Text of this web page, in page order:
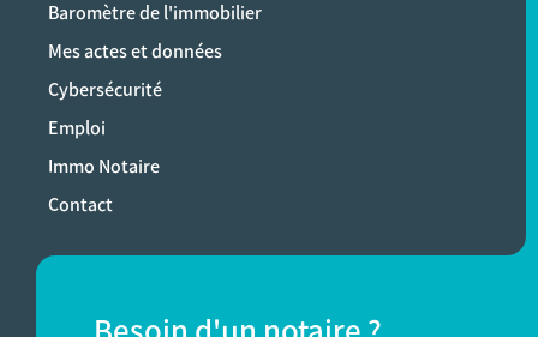
Baromètre de l'immobilier
Mes actes et données
Cybersécurité
Emploi
Immo Notaire
Contact